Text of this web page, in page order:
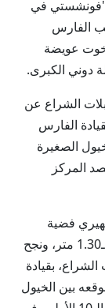
"فونشستي في
الفارس
عويضة
دوني الكبرى.
الشراع عن
الفارس
الصغيرة
متر، كما حصد المركز
فضية
الخيول الصغيرة عمر 6 سنوات، على حواجز الـ1.30 متر، ونجح
بقيادة
بين الخيول